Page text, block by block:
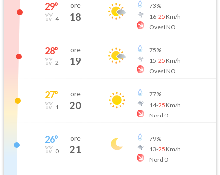
29°
4
ore
18
73%
16-25 Km/h
Ovest NO
28°
2
ore
19
75%
15-25 Km/h
Ovest NO
27°
1
ore
20
77%
14-25 Km/h
Nord O
26°
0
ore
21
79%
13-25 Km/h
Nord O